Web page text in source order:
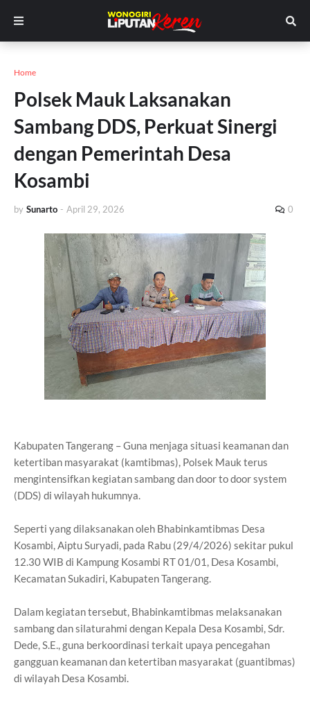
Home
Polsek Mauk Laksanakan
Sambang DDS, Perkuat Sinergi
dengan Pemerintah Desa
Kosambi
by Sunarto - April 29, 2026 0
Kabupaten Tangerang – Guna menjaga situasi keamanan dan
ketertiban masyarakat (kamtibmas), Polsek Mauk terus
mengintensifkan kegiatan sambang dan door to door system
(DDS) di wilayah hukumnya.
Seperti yang dilaksanakan oleh Bhabinkamtibmas Desa
Kosambi, Aiptu Suryadi, pada Rabu (29/4/2026) sekitar pukul
12.30 WIB di Kampung Kosambi RT 01/01, Desa Kosambi,
Kecamatan Sukadiri, Kabupaten Tangerang.
Dalam kegiatan tersebut, Bhabinkamtibmas melaksanakan
sambang dan silaturahmi dengan Kepala Desa Kosambi, Sdr.
Dede, S.E., guna berkoordinasi terkait upaya pencegahan
gangguan keamanan dan ketertiban masyarakat (guantibmas)
di wilayah Desa Kosambi.